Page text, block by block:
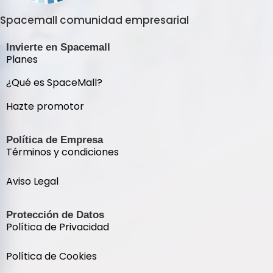
Spacemall comunidad empresarial
Invierte en Spacemall
Planes
¿Qué es SpaceMall?
Hazte promotor
Política de Empresa
Términos y condiciones
Aviso Legal
Protección de Datos
Política de Privacidad
Política de Cookies